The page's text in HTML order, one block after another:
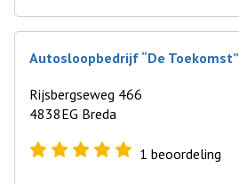
Autosloopbedrijf “De Toekomst”
Rijsbergseweg 466
4838EG Breda
1 beoordeling